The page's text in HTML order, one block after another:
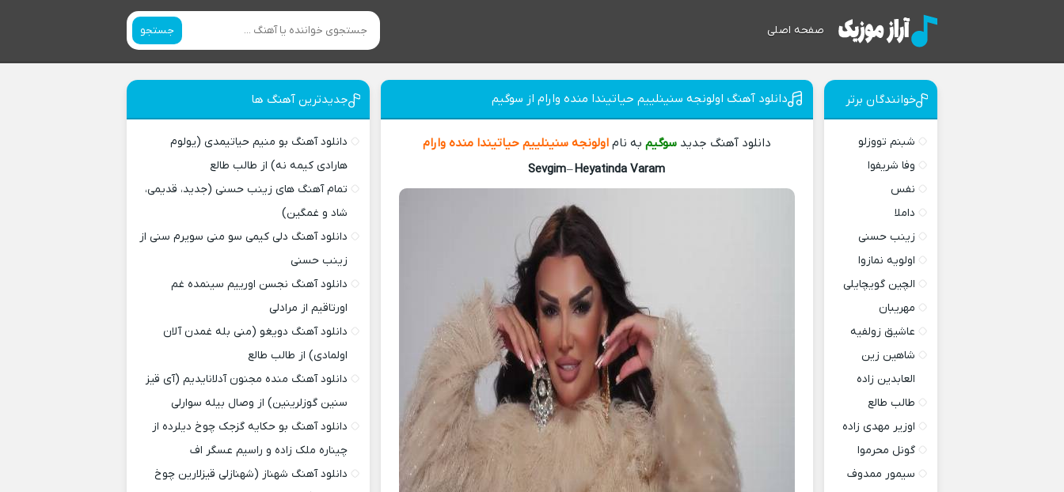
صفحه اصلی جستجو
دانلود آهنگ اولونجه سنینلییم حیاتیندا منده وارام از سوگیم
دانلود آهنگ جدیدسوگیم به ناماولونجه سنینلییم حیاتیندا منده وارام
Sevgim–Heyatinda Varam
خوانندگان برتر
شبنم تووزلو
وفا شریفوا
نفس
داملا
زینب حسنی
اولویه نمازوا
الچین گویچایلی
مهریبان
عاشیق زولفیه
شاهین زین
العابدین زاده
طالب طالع
اوزیر مهدی زاده
گونل محرموا
سیمور ممدوف
جدیدترین آهنگ ها
دانلود آهنگ بو منیم حیاتیمدی (یولوم
هارادی کیمه نه) از طالب طالع
تمام آهنگ های زینب حسنی (جدید، قدیمی،
شاد و غمگین)
دانلود آهنگ دلی کیمی سو منی سویرم سنی از
زینب حسنی
دانلود آهنگ نجسن اورییم سینمده غم
اورتاقیم از مرادلی
دانلود آهنگ دویغو (منی بله غمدن آلان
اولمادی) از طالب طالع
دانلود آهنگ منده مجنون آدلانایدیم (آی قیز
سنین گوزلرینین) از وصال بیله سوارلی
دانلود آهنگ بو حکایه گزجک چوخ دیلرده از
چیناره ملک زاده و راسیم عسگر اف
دانلود آهنگ شهناز (شهنازلی قیزلارین چوخ